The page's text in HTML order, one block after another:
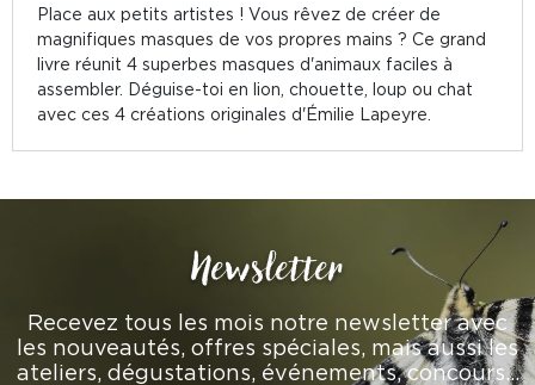
Place aux petits artistes ! Vous rêvez de créer de
magnifiques masques de vos propres mains ? Ce grand
livre réunit 4 superbes masques d'animaux faciles à
assembler. Déguise-toi en lion, chouette, loup ou chat
avec ces 4 créations originales d'Émilie Lapeyre.
Newsletter
Recevez tous les mois notre newsletter avec
les nouveautés, offres spéciales, mais aussi les
ateliers, dégustations, événements, concours…